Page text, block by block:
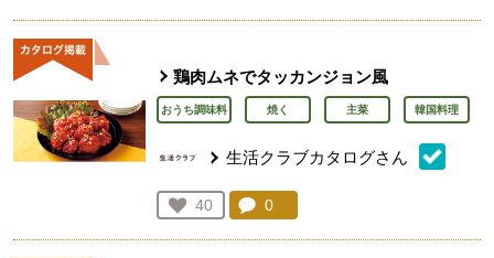
鶏肉ムネでタッカンジョン風
おうち調味料 焼く 主菜 韓国料理
生活クラブカタログさん
お気に入り登録：
40
人が登録
コメント：
0